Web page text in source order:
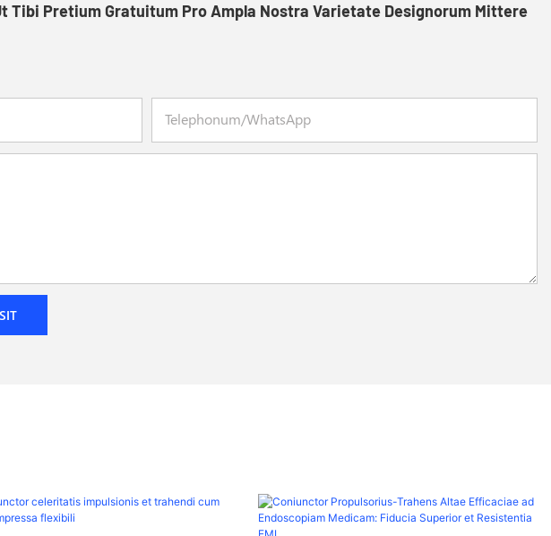
Tibi Pretium Gratuitum Pro Ampla Nostra Varietate Designorum Mittere
Telephonum/WhatsApp